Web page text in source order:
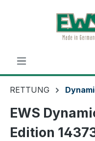
Zum Hauptinhalt
RETTUNG
EWS
Edition